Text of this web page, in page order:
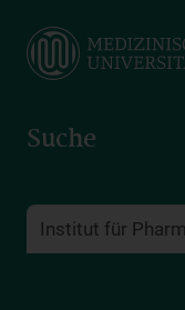
main
Suche